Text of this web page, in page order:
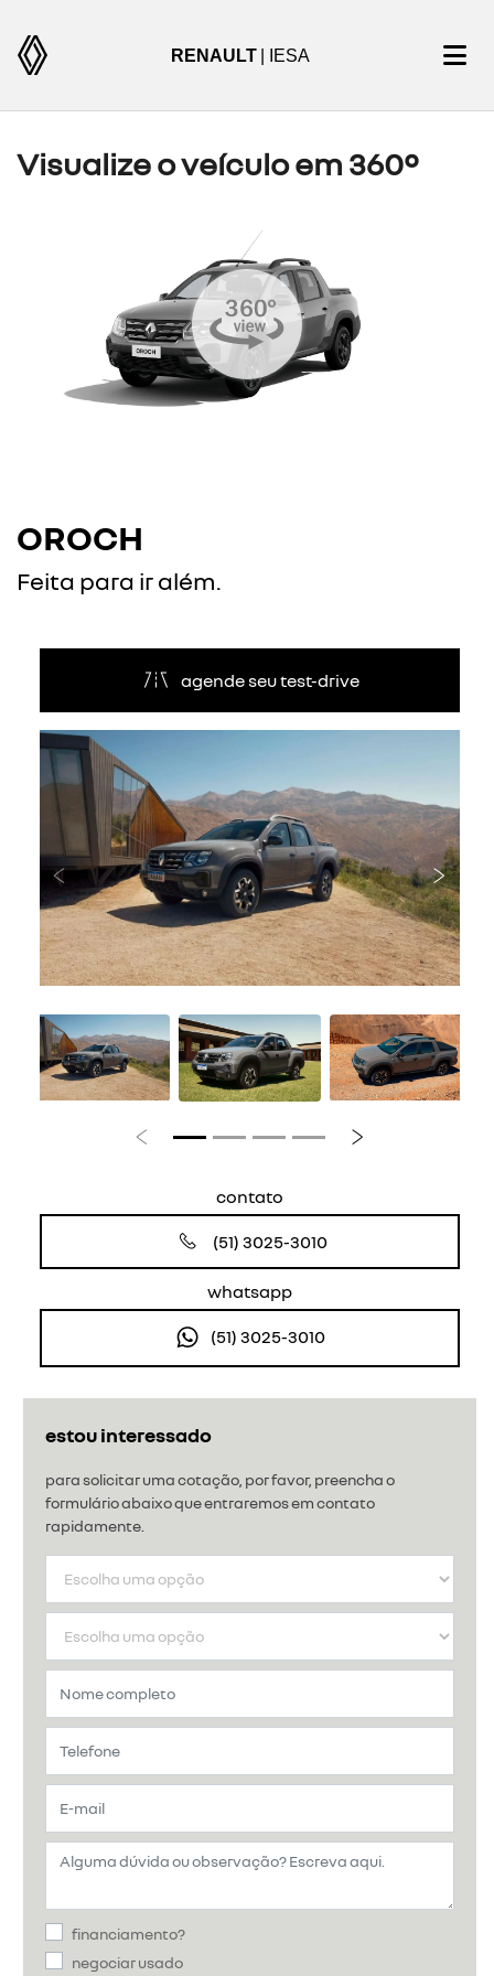
RENAULT | IESA
Visualize o veículo em 360°
OROCH
Feita para ir além.
agende seu test-drive
estou interessado
para solicitar uma cotação, por favor, preencha o
formulário abaixo que entraremos em contato
rapidamente.
financiamento?
negociar usado
Anterior
Anterior Próximo
contato
(51) 3025-3010
whatsapp
(51) 3025-3010